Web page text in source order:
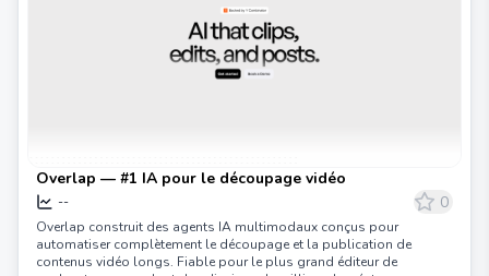
Overlap — #1 IA pour le découpage vidéo
-- 0
Overlap construit des agents IA multimodaux conçus pour
automatiser complètement le découpage et la publication de
contenus vidéo longs. Fiable pour le plus grand éditeur de